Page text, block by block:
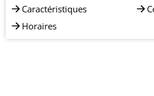
Caractéristiques
Horaires